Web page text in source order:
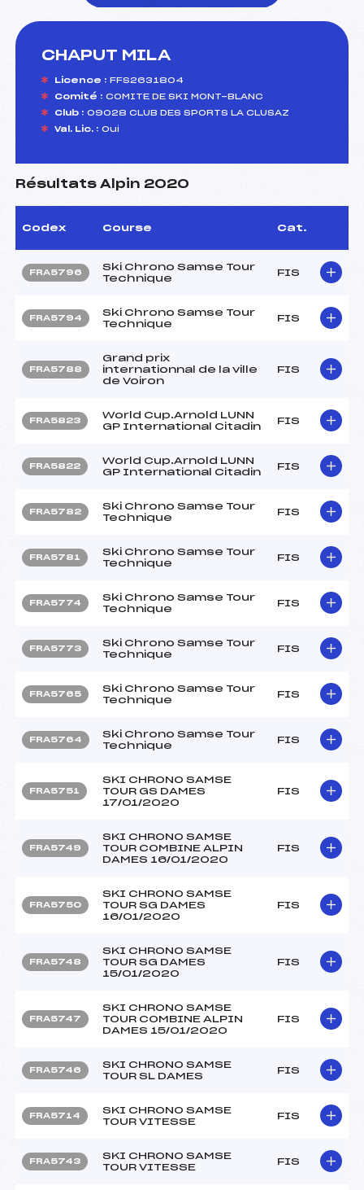
CHAPUT MILA
Licence : FFS2631804
Comité : COMITE DE SKI MONT-BLANC
Club : 09028 CLUB DES SPORTS LA CLUSAZ
Val. Lic. : Oui
Résultats Alpin 2020
Codex Course Cat.
FRA5796
Ski Chrono Samse Tour
Technique
FIS
FRA5794
Ski Chrono Samse Tour
Technique
FIS
FRA5788
Grand prix
internationnal de la ville
de Voiron
FIS
FRA5823
World Cup.Arnold LUNN
GP International Citadin
FIS
FRA5822
World Cup.Arnold LUNN
GP International Citadin
FIS
FRA5782
Ski Chrono Samse Tour
Technique
FIS
FRA5781
Ski Chrono Samse Tour
Technique
FIS
FRA5774
Ski Chrono Samse Tour
Technique
FIS
FRA5773
Ski Chrono Samse Tour
Technique
FIS
FRA5765
Ski Chrono Samse Tour
Technique
FIS
FRA5764
Ski Chrono Samse Tour
Technique
FIS
FRA5751
SKI CHRONO SAMSE
TOUR GS DAMES
17/01/2020
FIS
FRA5749
SKI CHRONO SAMSE
TOUR COMBINE ALPIN
DAMES 16/01/2020
FIS
FRA5750
SKI CHRONO SAMSE
TOUR SG DAMES
16/01/2020
FIS
FRA5748
SKI CHRONO SAMSE
TOUR SG DAMES
15/01/2020
FIS
FRA5747
SKI CHRONO SAMSE
TOUR COMBINE ALPIN
DAMES 15/01/2020
FIS
FRA5746
SKI CHRONO SAMSE
TOUR SL DAMES
FIS
FRA5714
SKI CHRONO SAMSE
TOUR VITESSE
FIS
FRA5743
SKI CHRONO SAMSE
TOUR VITESSE
FIS